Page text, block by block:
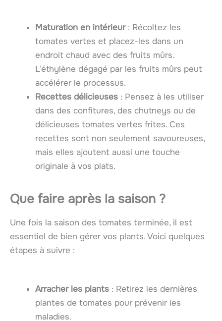
Maturation en intérieur: Récoltez les
tomates vertes et placez-les dans un
endroit chaud avec des fruits mûrs.
L’éthylène dégagé par les fruits mûrs peut
accélérer le processus.
Recettes délicieuses : Pensez à les utiliser
dans des confitures, des chutneys ou de
délicieuses tomates vertes frites. Ces
recettes sont non seulement savoureuses,
mais elles ajoutent aussi une touche
originale à vos plats.
Que faire après la saison ?
Une fois la saison des tomates terminée, il est
essentiel de bien gérer vos plants. Voici quelques
étapes à suivre :
Arracher les plants : Retirez les dernières
plantes de tomates pour prévenir les
maladies.